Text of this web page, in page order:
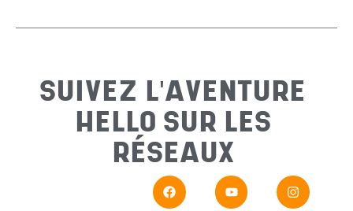
SUIVEZ L'AVENTURE
HELLO SUR LES
RÉSEAUX